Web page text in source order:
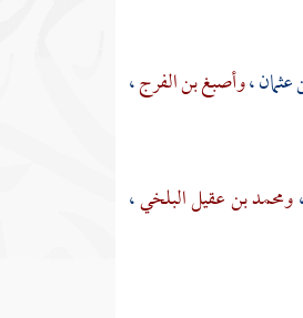
،وأصبغ بن الفرج،
،ومحمد بن عقيل البلخي،